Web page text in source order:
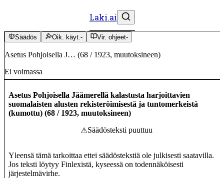
Laki.ai
Säädös Oik. käyt.- Vir. ohjeet-
Asetus Pohjoisella J… (68 / 1923, muutoksineen)
Ei voimassa
Asetus Pohjoisella Jäämerellä kalastusta harjoittavien
suomalaisten alusten rekisteröimisestä ja tuntomerkeistä
(kumottu) (68 / 1923, muutoksineen)
⚠Säädösteksti puuttuu
Yleensä tämä tarkoittaa ettei säädöstekstiä ole julkisesti saatavilla.
Jos teksti löytyy Finlexistä, kyseessä on todennäköisesti
järjestelmävirhe.